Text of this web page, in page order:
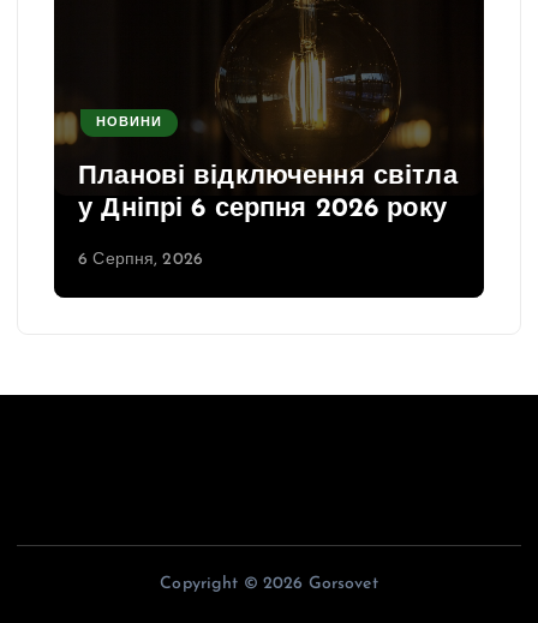
НОВИНИ
Планові відключення світла
у Дніпрі 6 серпня 2026 року
6 Серпня, 2026
Copyright © 2026 Gorsovet